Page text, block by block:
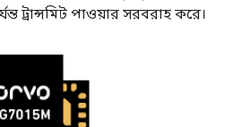
ট্রান্সমিট পাওয়ার সরবরাহ করে।